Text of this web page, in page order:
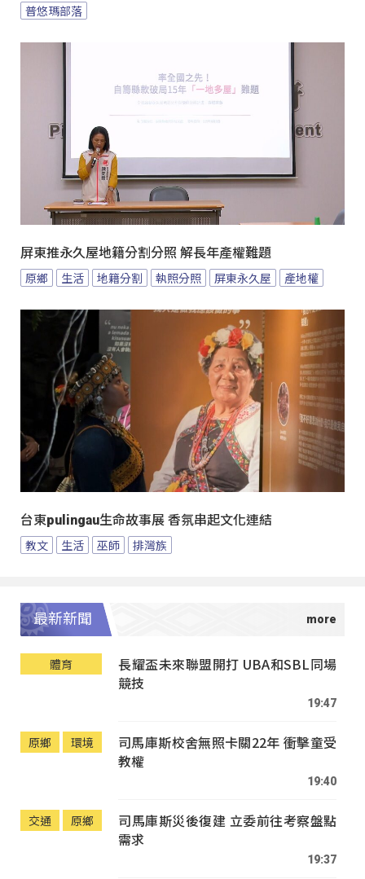
普悠瑪部落
屏東推永久屋地籍分割分照 解長年產權難題
原鄉 生活 地籍分割 執照分照 屏東永久屋 產地權
台東pulingau生命故事展 香氛串起文化連結
教文 生活 巫師 排灣族
最新新聞
體育
長耀盃未來聯盟開打 UBA和SBL同場
競技
19:47
原鄉 環境
司馬庫斯校舍無照卡關22年 衝擊童受
教權
19:40
交通 原鄉
司馬庫斯災後復建 立委前往考察盤點
需求
19:37